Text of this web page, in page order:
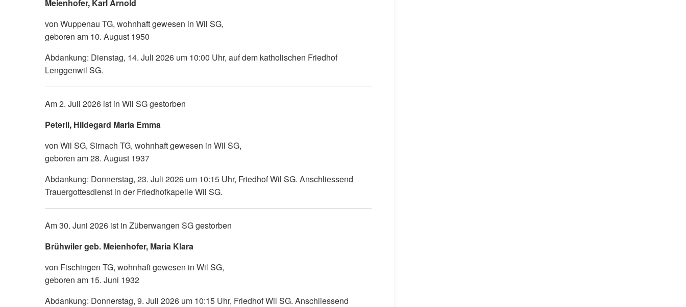
Meienhofer, Karl Arnold
von Wuppenau TG, wohnhaft gewesen in Wil SG,
geboren am 10. August 1950
Abdankung: Dienstag, 14. Juli 2026 um 10:00 Uhr, auf dem katholischen Friedhof
Lenggenwil SG.
Am 2. Juli 2026 ist in Wil SG gestorben
Peterli, Hildegard Maria Emma
von Wil SG, Sirnach TG, wohnhaft gewesen in Wil SG,
geboren am 28. August 1937
Abdankung: Donnerstag, 23. Juli 2026 um 10:15 Uhr, Friedhof Wil SG. Anschliessend
Trauergottesdienst in der Friedhofkapelle Wil SG.
Am 30. Juni 2026 ist in Züberwangen SG gestorben
Brühwiler geb. Meienhofer, Maria Klara
von Fischingen TG, wohnhaft gewesen in Wil SG,
geboren am 15. Juni 1932
Abdankung: Donnerstag, 9. Juli 2026 um 10:15 Uhr, Friedhof Wil SG. Anschliessend